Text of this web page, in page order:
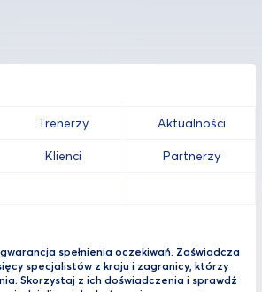
Trenerzy Aktualności
Klienci Partnerzy
spełnienia oczekiwań. Zaświadcza
specjalistów z kraju i zagranicy, którzy
Skorzystaj z ich doświadczenia i sprawdź